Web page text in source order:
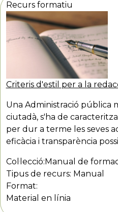
Recurs formatiu
Criteris d'estil per a la
Una Administració pública
ciutadà, s'ha de
per dur a terme les seves
eficàcia i transparència
Col·lecció: Manual de
Tipus de recurs: Manual
Format:
Material en línia